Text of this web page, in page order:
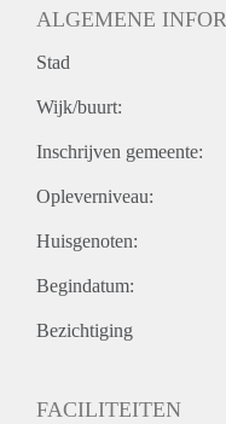
ALGEMENE
Stad
Wijk/buurt:
Inschrijven gemeente:
Opleverniveau:
Huisgenoten:
Begindatum:
Bezichtiging
FACILITEITEN